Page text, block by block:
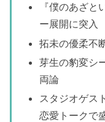
『僕のあざ
ー展開に突入
拓未の優柔不
芽生の豹変シ
両論
スタジオゲス
恋愛トークで